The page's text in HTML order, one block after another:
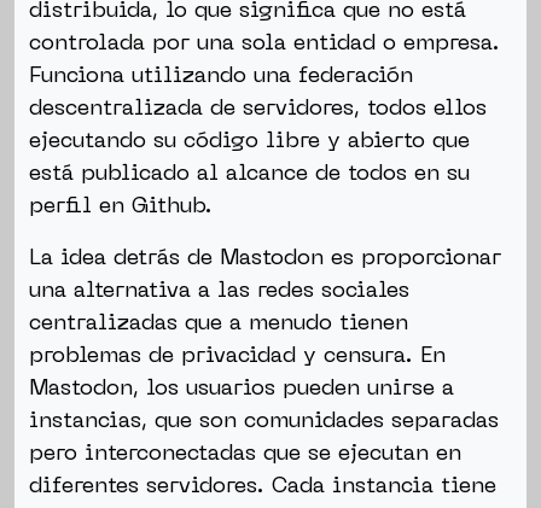
distribuida, lo que significa que no está
controlada por una sola entidad o empresa.
Funciona utilizando una federación
descentralizada de servidores, todos ellos
ejecutando su código libre y abierto que
está publicado al alcance de todos en su
perfil en Github.
La idea detrás de Mastodon es proporcionar
una alternativa a las redes sociales
centralizadas que a menudo tienen
problemas de privacidad y censura. En
Mastodon, los usuarios pueden unirse a
instancias, que son comunidades separadas
pero interconectadas que se ejecutan en
diferentes servidores. Cada instancia tiene